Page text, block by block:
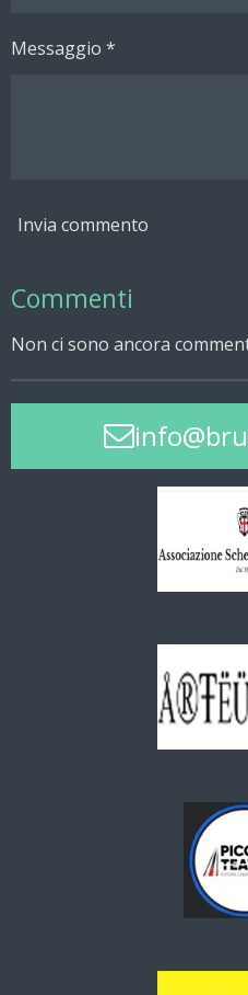
Messaggio *
Invia commento
Commenti
Non ci sono ancora